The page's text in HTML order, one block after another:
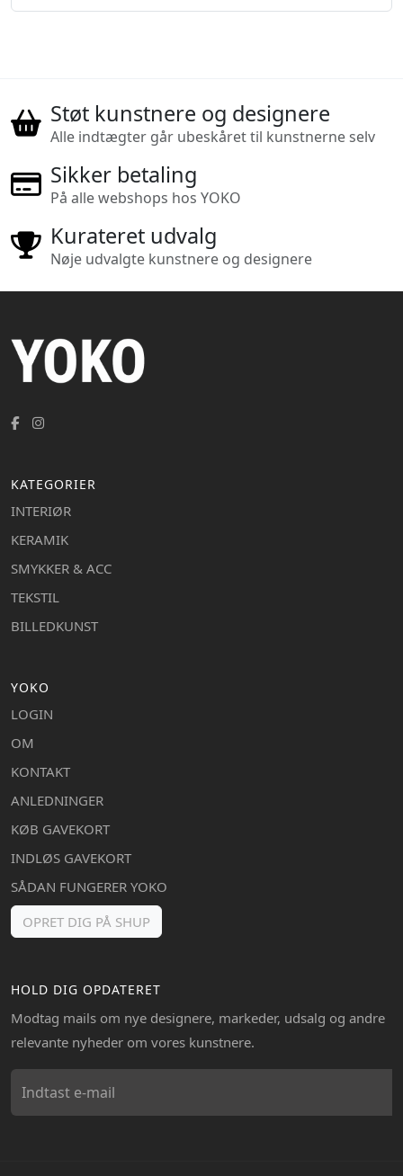
Støt kunstnere og designere
Alle indtægter går ubeskåret til kunstnerne selv
Sikker betaling
På alle webshops hos YOKO
Kurateret udvalg
Nøje udvalgte kunstnere og designere
KATEGORIER
INTERIØR
KERAMIK
SMYKKER & ACC
TEKSTIL
BILLEDKUNST
YOKO
LOGIN
OM
KONTAKT
ANLEDNINGER
KØB GAVEKORT
INDLØS GAVEKORT
SÅDAN FUNGERER YOKO
OPRET DIG PÅ SHUP
HOLD DIG OPDATERET
Modtag mails om nye designere, markeder, udsalg og andre
relevante nyheder om vores kunstnere.